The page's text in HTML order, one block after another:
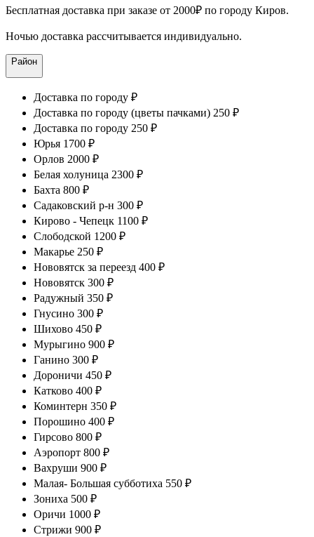
Бесплатная доставка при заказе от 2000₽ по городу Киров.
Ночью доставка рассчитывается индивидуально.
Район
Доставка по городу ₽
Доставка по городу (цветы пачками) 250 ₽
Доставка по городу 250 ₽
Юрья 1700 ₽
Орлов 2000 ₽
Белая холуница 2300 ₽
Бахта 800 ₽
Садаковский р-н 300 ₽
Кирово - Чепецк 1100 ₽
Слободской 1200 ₽
Макарье 250 ₽
Нововятск за переезд 400 ₽
Нововятск 300 ₽
Радужный 350 ₽
Гнусино 300 ₽
Шихово 450 ₽
Мурыгино 900 ₽
Ганино 300 ₽
Дороничи 450 ₽
Катково 400 ₽
Коминтерн 350 ₽
Порошино 400 ₽
Гирсово 800 ₽
Аэропорт 800 ₽
Вахруши 900 ₽
Малая- Большая субботиха 550 ₽
Зониха 500 ₽
Оричи 1000 ₽
Стрижи 900 ₽